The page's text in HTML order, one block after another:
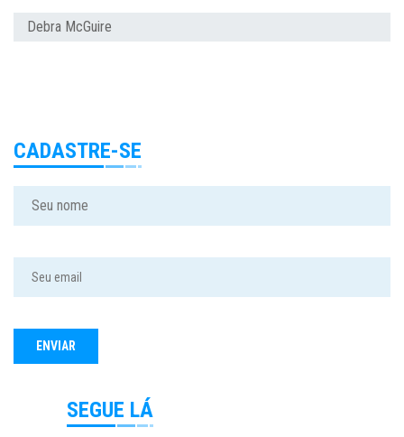
Debra McGuire
CADASTRE-SE
SEGUE LÁ